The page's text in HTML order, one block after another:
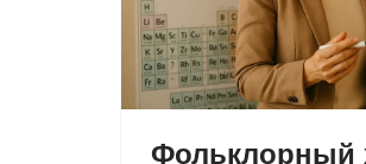
Фольклорный